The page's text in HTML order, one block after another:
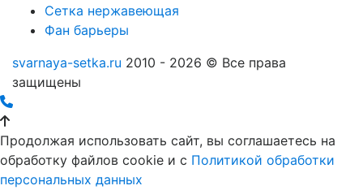
Сетка нержавеющая
Фан барьеры
svarnaya-setka.ru 2010 - 2026 © Все права
защищены
Продолжая использовать сайт, вы соглашаетесь на
обработку файлов cookie и c Политикой обработки
персональных данных